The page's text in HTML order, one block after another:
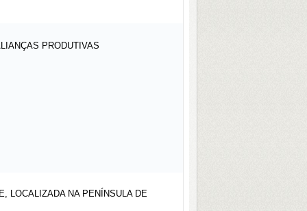
PRODUTIVAS
LOCALIZADA NA PENÍNSULA DE